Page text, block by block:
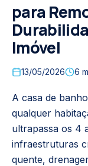
para
Imóvel
13/05/2026 6
A casa de
qualquer
ultrapassa os 4
infraestruturas
quente,